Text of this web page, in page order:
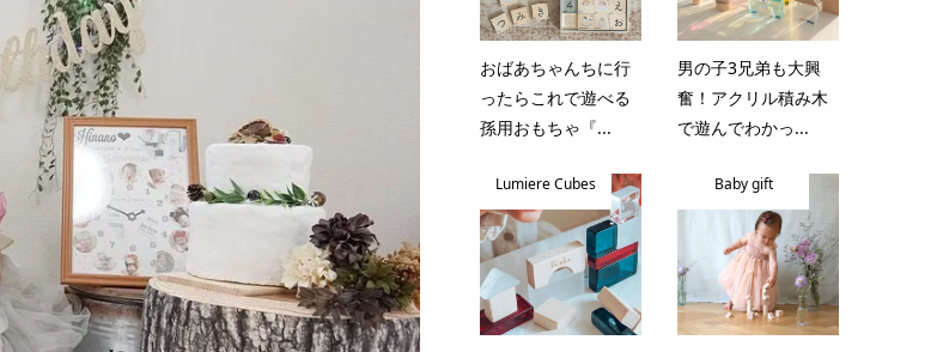
おばあちゃんちに行
ったらこれで遊べる
孫用おもちゃ『...
男の子3兄弟も大興
奮！アクリル積み木
で遊んでわかっ...
Lumiere Cubes Baby gift